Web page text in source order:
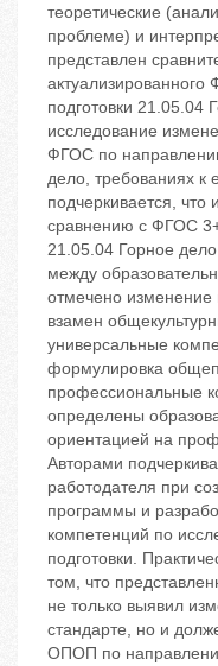
теоретические
проблеме) и
представлен
подготовки 21.05.04
исследование
ФГОС по
дело, требованиях к
подчеркивается,
сравнению с ФГОС
21.05.04 Горное
между
отмечено изменение
взамен
универсальные
формулировка
профессиональные
определены
ориентацией на
Авторами
работодателя при
программы и
компетенций по
подготовки.
том, что
не только выявил
стандарте, но и
ОПОП по